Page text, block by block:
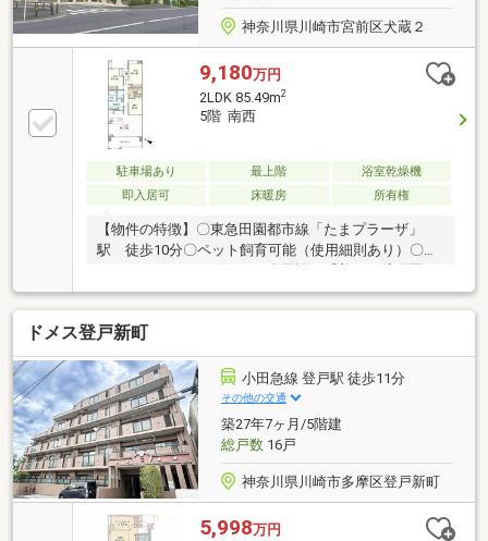
神奈川県川崎市宮前区犬蔵２
9,180万円
2LDK 85.49m2
5階 南西
駐車場あり 最上階
浴室乾燥機
即入居可
床暖房 所有権
【物件の特徴】〇東急田園都市線「たまプラーザ」
駅 徒歩10分〇ペット飼育可能（使用細則あり）〇コ
あり 徒歩5分【設備内容】・天然無垢材仕様・エコ
カラット・Bluetoothスピーカー付ダウンライト・ダブ
ルボール洗面・ミストサウナ・浴室TVモニター・リビ
ングガラスドア・トイレ手洗い器販売価格に家具・調
度品は含まれません。※S＝納戸物件の詳細について、
担当までお気軽にお問い合わせください！
ドメス登戸新町
小田急線 登戸駅 徒歩11分
その他の交通
築27年7ヶ月/5階建
総戸数16戸
神奈川県川崎市多摩区登戸新町
5,998万円